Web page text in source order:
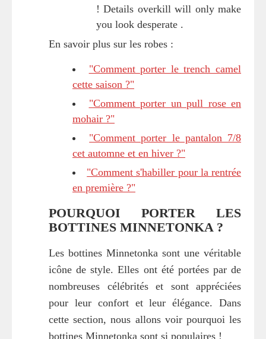
! Details overkill will only make
you look desperate .
En savoir plus sur les robes :
"Comment porter le trench camel
cette saison ?"
"Comment porter un pull rose en
mohair ?"
"Comment porter le pantalon 7/8
cet automne et en hiver ?"
"Comment s'habiller pour la rentrée
en première ?"
POURQUOI PORTER LES
BOTTINES MINNETONKA ?
Les bottines Minnetonka sont une véritable
icône de style. Elles ont été portées par de
nombreuses célébrités et sont appréciées
pour leur confort et leur élégance. Dans
cette section, nous allons voir pourquoi les
bottines Minnetonka sont si populaires !